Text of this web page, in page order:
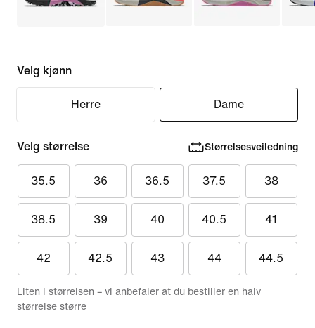
Velg kjønn
Herre Dame
Velg størrelse Størrelsesveiledning
35.5 36 36.5 37.5 38
38.5 39 40 40.5 41
42 42.5 43 44 44.5
Liten i størrelsen – vi anbefaler at du bestiller en halv
størrelse større